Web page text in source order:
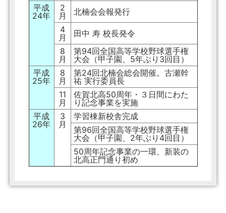
平成
24年
2
月
北楠会会報発行
4
月
田中 寿 校長発令
8
月
第94回全国高等学校野球選手権
大会（甲子園、5年ぶり3回目）
平成
25年
8
月
第24回北楠会総会開催。古瀬幹
祐 実行委員長
11
月
佐賀北高50周年・３日間にわた
り記念事業を実施
平成
26年
3
月
学習棟新校舎完成
第96回全国高等学校野球選手権
大会（甲子園、2年ぶり4回目）
50周年記念事業の一環、新装の
北高正門通り初め